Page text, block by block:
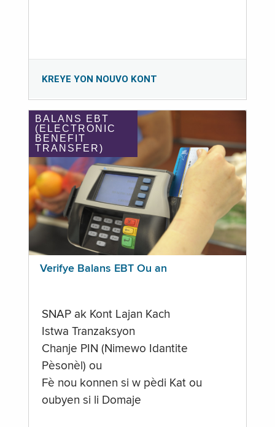
KREYE YON NOUVO KONT
BALANS EBT
(ELECTRONIC
BENEFIT
TRANSFER)
Verifye Balans EBT Ou an
SNAP ak Kont Lajan Kach
Istwa Tranzaksyon
Chanje PIN (Nimewo Idantite
Pèsonèl) ou
Fè nou konnen si w pèdi Kat ou
oubyen si li Domaje